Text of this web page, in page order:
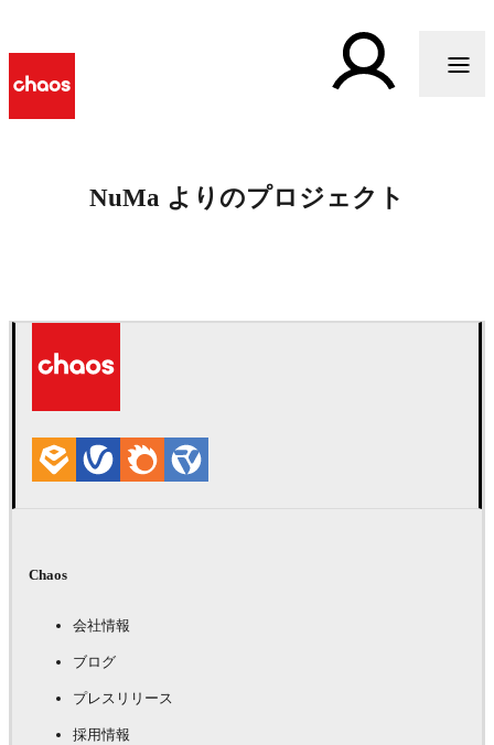
NuMa よりのプロジェクト
Chaos
会社情報
ブログ
プレスリリース
採用情報